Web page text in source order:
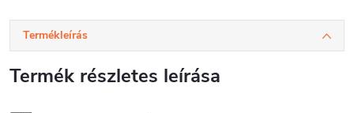
Termékleírás
Termék részletes leírása